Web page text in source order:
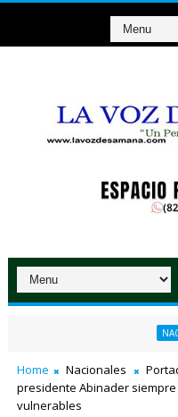
ganador de RD$37
Home Nacionales
presidente Abinader
vulnerables